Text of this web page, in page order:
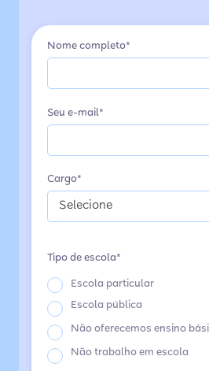
Nome completo*
Seu e-mail*
Cargo*
Tipo de escola*
Escola particular
Escola pública
Não oferecemos ensino
Não trabalho em escola